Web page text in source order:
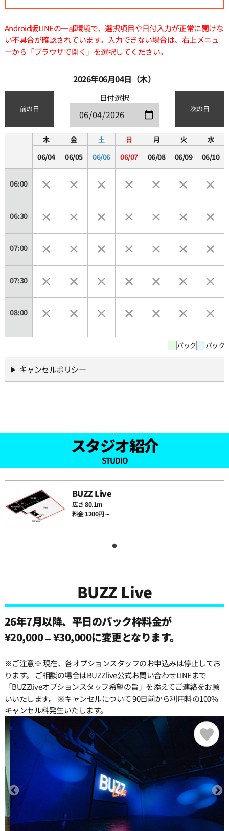
Android版LINEの一部環境で、選択項目や日付入力が正常に開けな
い不具合が確認されています。入力できない場合は、右上メニュ
ーから「ブラウザで開く」を選択してください。
2026年06月04日（木）
前の日
日付選択
次の日
木
06/04
金
06/05
土
06/06
日
06/07
月
06/08
火
06/09
水
06/10
06:00
06:30
07:00
07:30
08:00
09:00
11:00
11:30
12:30
13:00
13:30
14:00
14:30
15:30
16:00
パック パック
キャンセルポリシー
スタジオ紹介
STUDIO
BUZZ Live
広さ 80.1m
料金 1200円～
BUZZ Live
26年7月以降、平日のパック枠料金が
¥20,000→¥30,000に変更となります。
※ご注意※ 現在、各オプションスタッフのお申込みは停止してお
ります。 ご相談の場合はBUZZlive公式お問い合わせLINEまで
「BUZZliveオプションスタッフ希望の旨」を添えてご連絡をお願
いいたします。 ※キャンセルについて 90日前から利用料の100%
キャンセル料発生いたします。